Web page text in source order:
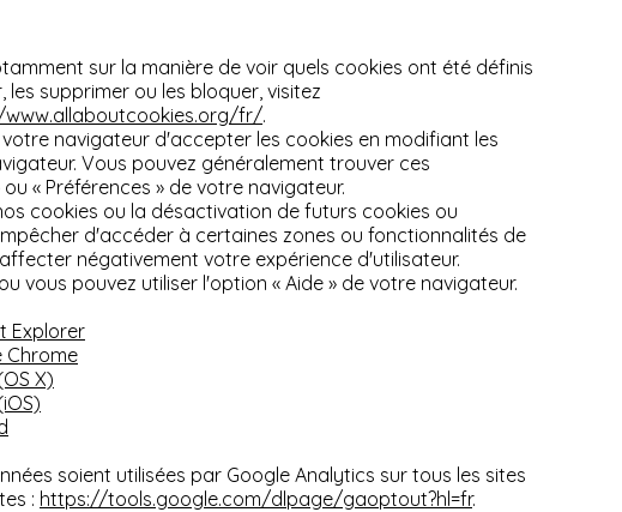
sur la manière de voir quels cookies ont été définis
supprimer ou les bloquer, visitez
fr/.
navigateur d'accepter les cookies en modifiant les
Vous pouvez généralement trouver ces
ou « Préférences » de votre navigateur.
cookies ou la désactivation de futurs cookies ou
d'accéder à certaines zones ou fonctionnalités de
négativement votre expérience d'utilisateur.
vous pouvez utiliser l'option « Aide » de votre navigateur.
Explorer
Chrome
X)
soient utilisées par Google Analytics sur tous les sites
: https://tools.google.com/dlpage/gaoptout?hl=fr.